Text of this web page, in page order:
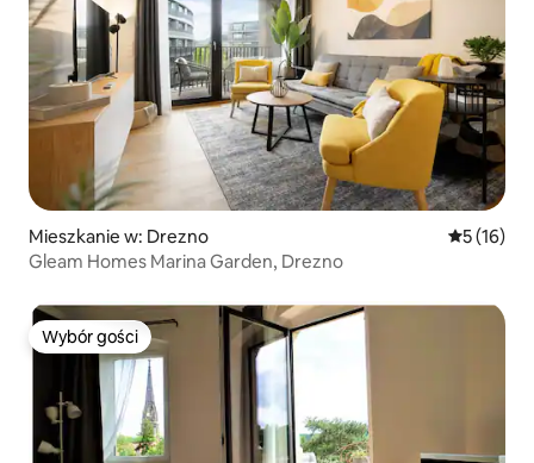
Mieszkanie w: Drezno Średnia
5 (16)
Gleam Homes Marina Garden, Drezno
Wybór gości
Wybór gości